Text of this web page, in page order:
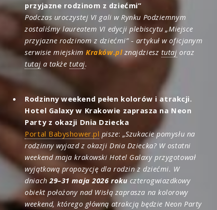
przyjazne rodzinom z dziećmi”
Podczas uroczystej VI gali w Rynku Podziemnym
zostaliśmy laureatem VI edycji plebiscytu „Miejsce
przyjazne rodzinom z dziećmi”- artykuł w oficjanym
serwisie miejskimKraków.plznajdziesz tutaj oraz
tutaj a takżetutaj.
Rodzinny weekend pełen kolorów i atrakcji.
Hotel Galaxy w Krakowie zaprasza na Neon
Party z okazji Dnia Dziecka
Portal Babyshower.pl pisze: „Szukacie pomysłu na
rodzinny wyjazd z okazji Dnia Dziecka? W ostatni
weekend maja krakowski Hotel Galaxy przygotował
wyjątkową propozycję dla rodzin z dziećmi. W
dniach 29–31 maja 2026 rokuczterogwiazdkowy
obiekt położony nad Wisłą zaprasza na kolorowy
weekend, którego główną atrakcją będzie Neon Party